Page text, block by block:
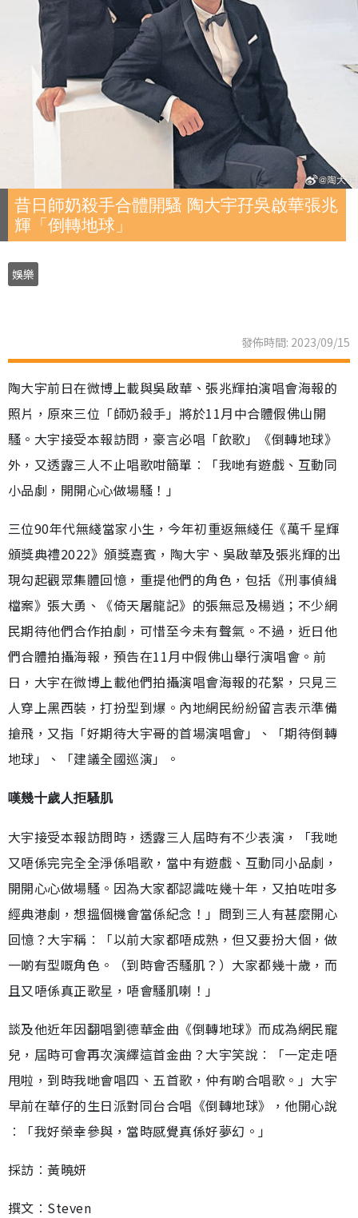
昔日師奶殺手合體開騷 陶大宇孖吳啟華張兆
輝「倒轉地球」
娛樂
發佈時間: 2023/09/15
陶大宇前日在微博上載與吳啟華、張兆輝拍演唱會海報的
照片，原來三位「師奶殺手」將於11月中合體假佛山開
騷。大宇接受本報訪問，豪言必唱「飲歌」《倒轉地球》
外，又透露三人不止唱歌咁簡單︰「我哋有遊戲、互動同
小品劇，開開心心做場騷！」
三位90年代無綫當家小生，今年初重返無綫任《萬千星輝
頒獎典禮2022》頒獎嘉賓，陶大宇、吳啟華及張兆輝的出
現勾起觀眾集體回憶，重提他們的角色，包括《刑事偵緝
檔案》張大勇、《倚天屠龍記》的張無忌及楊逍；不少網
民期待他們合作拍劇，可惜至今未有聲氣。不過，近日他
們合體拍攝海報，預告在11月中假佛山舉行演唱會。前
日，大宇在微博上載他們拍攝演唱會海報的花絮，只見三
人穿上黑西裝，打扮型到爆。內地網民紛紛留言表示準備
搶飛，又指「好期待大宇哥的首場演唱會」、「期待倒轉
地球」、「建議全國巡演」。
嘆幾十歲人拒騷肌
大宇接受本報訪問時，透露三人屆時有不少表演，「我哋
又唔係完完全全淨係唱歌，當中有遊戲、互動同小品劇，
開開心心做場騷。因為大家都認識咗幾十年，又拍咗咁多
經典港劇，想搵個機會當係紀念！」問到三人有甚麼開心
回憶？大宇稱︰「以前大家都唔成熟，但又要扮大個，做
一啲有型嘅角色。（到時會否騷肌？）大家都幾十歲，而
且又唔係真正歌星，唔會騷肌喇！」
談及他近年因翻唱劉德華金曲《倒轉地球》而成為網民寵
兒，屆時可會再次演繹這首金曲？大宇笑說︰「一定走唔
甩啦，到時我哋會唱四、五首歌，仲有啲合唱歌。」大宇
早前在華仔的生日派對同台合唱《倒轉地球》，他開心說
︰「我好榮幸參與，當時感覺真係好夢幻。」
採訪︰黃曉妍
撰文︰Steven